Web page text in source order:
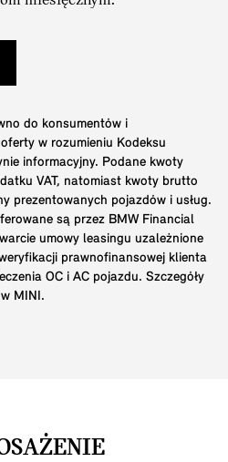
do konsumentów i
w rozumieniu Kodeksu
informacyjny. Podane kwoty
VAT, natomiast kwoty brutto
prezentowanych pojazdów i usług.
są przez BMW Financial
umowy leasingu uzależnione
prawnofinansowej klienta
OC i AC pojazdu. Szczegóły
MINI.